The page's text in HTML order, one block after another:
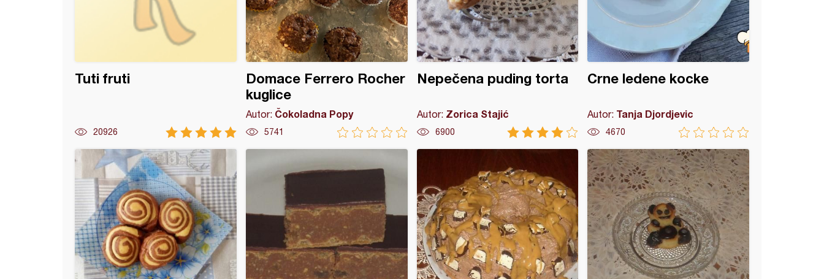
Tuti fruti
20926
Domace Ferrero Rocher
kuglice
Autor: Čokoladna Popy
5741
Nepečena puding torta
Autor: Zorica Stajić
6900
Crne ledene kocke
Autor: Tanja Djordjevic
4670